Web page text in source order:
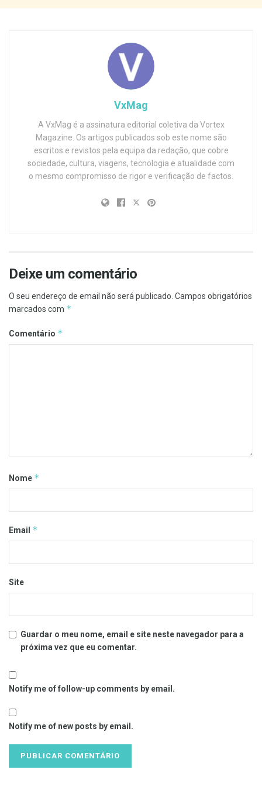
VxMag
A VxMag é a assinatura editorial coletiva da Vortex
Magazine. Os artigos publicados sob este nome são
escritos e revistos pela equipa da redação, que cobre
sociedade, cultura, viagens, tecnologia e atualidade com
o mesmo compromisso de rigor e verificação de factos.
Deixe um comentário
O seu endereço de email não será publicado. Campos obrigatórios
marcados com *
Comentário *
Nome *
Email *
Site
Guardar o meu nome, email e site neste navegador para a
próxima vez que eu comentar.
Notify me of follow-up comments by email.
Notify me of new posts by email.